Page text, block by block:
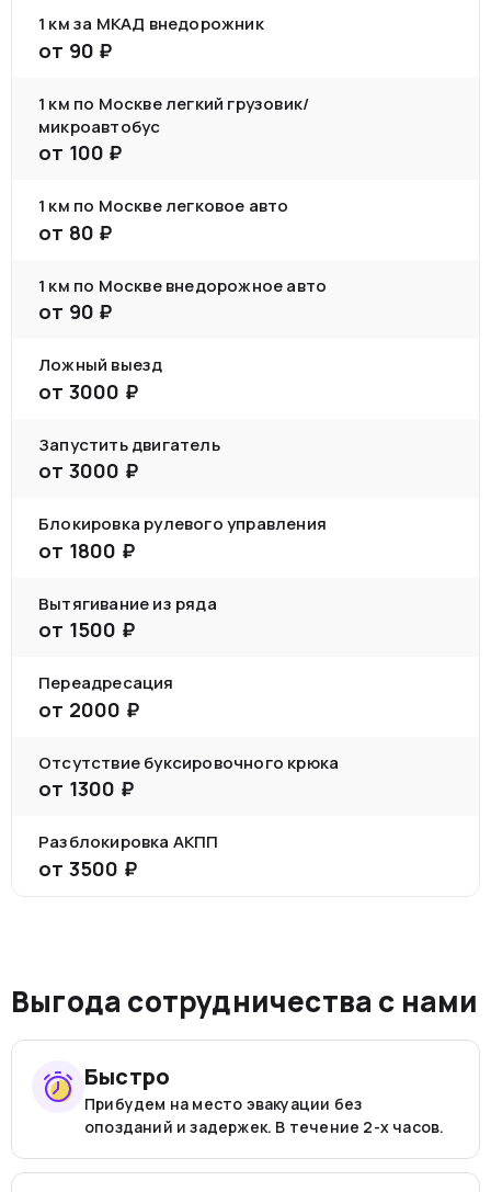
1 км за МКАД внедорожник
от 90 ₽
1 км по Москве легкий грузовик/
микроавтобус
от 100 ₽
1 км по Москве легковое авто
от 80 ₽
1 км по Москве внедорожное авто
от 90 ₽
Ложный выезд
от 3000 ₽
Запустить двигатель
от 3000 ₽
Блокировка рулевого управления
от 1800 ₽
Вытягивание из ряда
от 1500 ₽
Переадресация
от 2000 ₽
Отсутствие буксировочного крюка
от 1300 ₽
Разблокировка АКПП
от 3500 ₽
Выгода сотрудничества с нами
Быстро
Прибудем на место эвакуации без
опозданий и задержек. В течение 2-х часов.